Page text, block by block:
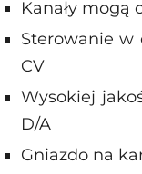
Kanały mogą
Sterowanie w
CV
Wysokiej
D/A
Gniazdo na